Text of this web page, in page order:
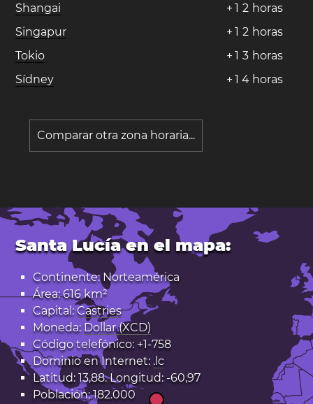
Shangai
+ 1 2 horas
Singapur
+ 1 2 horas
Tokio
+ 1 3 horas
Sídney
+ 1 4 horas
Comparar otra zona horaria...
Santa Lucía en el mapa:
Continente: Norteamérica
Área: 616 km²
Capital:Castries
Moneda:Dollar (XCD)
Código telefónico: +1-758
Dominio en Internet: .lc
Latitud: 13,88. Longitud: -60,97
Población: 182.000